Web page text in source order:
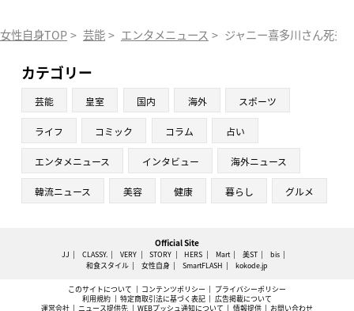
女性自身TOP > 芸能 > エンタメニュース > ジャニー喜多川さん死去
カテゴリー
芸能 皇室 国内 海外 スポーツ
ライフ コミック コラム 占い
エンタメニュース インタビュー 海外ニュース
韓流ニュース 美容 健康 暮らし グルメ
Official Site
JJ CLASSY. VERY STORY HERS Mart 美ST
bis
和食スタイル
女性自身 SmartFLASH kokode.jp
このサイトについて コンテンツポリシー
プライバシーポリシー
利用規約
特定商取引法に基づく表記
広告掲載について
運営会社
ニュース提供先 WEBプッシュ通知について 情報提供 お問い合わせ